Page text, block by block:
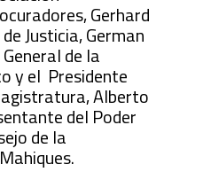
Gerhard
Justicia, German
de la
y el Presidente
Alberto
del Poder
de la